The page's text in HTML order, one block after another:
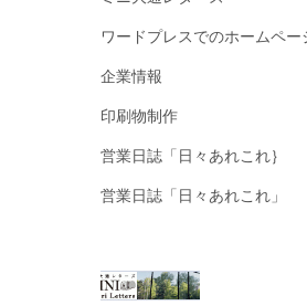
ワードプレスでのホームペー
企業情報
印刷物制作
営業日誌「日々あれこれ｝
営業日誌「日々あれこれ」